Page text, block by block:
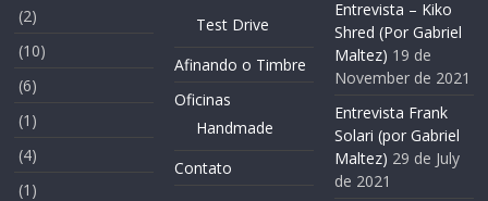
(2)
(10)
(6)
(1)
(4)
(1)
Test Drive
Afinando o Timbre
Oficinas
Handmade
Contato
Entrevista – Kiko
Shred (Por Gabriel
Maltez) 19 de
November de 2021
Entrevista Frank
Solari (por Gabriel
Maltez) 29 de July
de 2021